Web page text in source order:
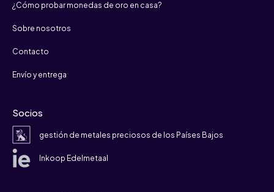
¿Cómo probar monedas de oro en casa?
Sobre nosotros
Contacto
Envío y entrega
Socios
gestión de metales preciosos de los Países Bajos
Inkoop Edelmetaal